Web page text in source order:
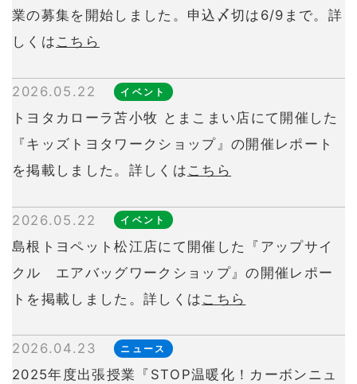
業の募集を開始しました。申込〆切は6/9まで。詳
しくは こちら
2026.05.22 イベント
トヨタカローラ苫小牧 とまこまい店にて開催した
『キッズトヨタワークショップ』の開催レポート
を掲載しました。詳しくは こちら
2026.05.22 イベント
島根トヨペット松江店にて開催した『アップサイ
クル エアバッグワークショップ』の開催レポー
トを掲載しました。詳しくは こちら
2026.04.23 ニュース
2025年度出張授業『STOP温暖化！カーボンニュ